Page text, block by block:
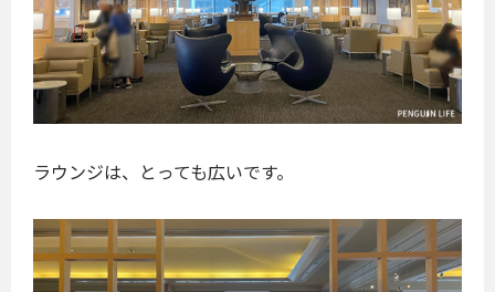
ラウンジは、とっても広いです。